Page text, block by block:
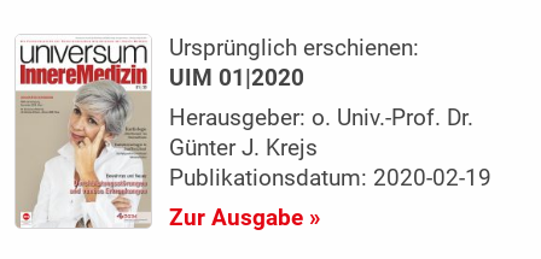
Ursprünglich erschienen:
UIM 01|2020
Herausgeber: o. Univ.-Prof. Dr.
Günter J. Krejs
Publikationsdatum: 2020-02-19
Zur Ausgabe »